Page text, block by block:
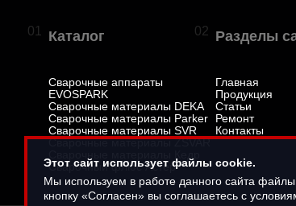
01 Каталог
Сварочные аппараты
EVOSPARK
Сварочные материалы DEKA
Сварочные материалы Parker
Сварочные материалы SVR
Сварочные материалы ZSVAR
Сварочный флюс Астер
02 Разделы
Главная
Продукция
Статьи
Ремонт
Контакты
Этот сайт использует файлы cookie.
Мы используем в работе данного сайта
кнопку «Согласен» вы соглашаетесь с